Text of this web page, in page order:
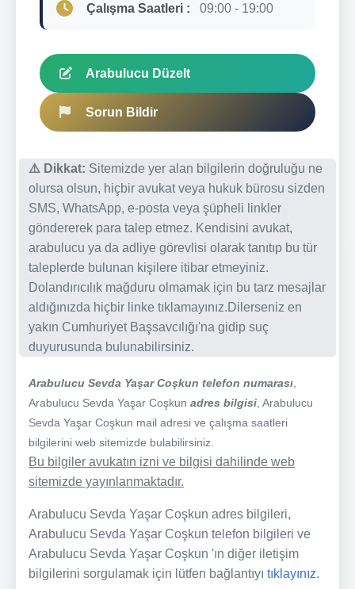
Çalışma Saatleri : 09:00 - 19:00
Arabulucu Düzelt
Sorun Bildir
⚠️ Dikkat: Sitemizde yer alan bilgilerin doğruluğu ne
olursa olsun, hiçbir avukat veya hukuk bürosu sizden
SMS, WhatsApp, e-posta veya şüpheli linkler
göndererek para talep etmez. Kendisini avukat,
arabulucu ya da adliye görevlisi olarak tanıtıp bu tür
taleplerde bulunan kişilere itibar etmeyiniz.
Dolandırıcılık mağduru olmamak için bu tarz mesajlar
aldığınızda hiçbir linke tıklamayınız.Dilerseniz en
yakın Cumhuriyet Başsavcılığı'na gidip suç
duyurusunda bulunabilirsiniz.
Arabulucu Sevda Yaşar Coşkun telefon numarası
Arabulucu Sevda Yaşar Coşkun adres bilgisi , Arabulucu
Sevda Yaşar Coşkun mail adresi ve çalışma saatleri
bilgilerini web sitemizde bulabilirsiniz.
Bu bilgiler avukatın izni ve bilgisi dahilinde web
sitemizde yayınlanmaktadır.
Arabulucu Sevda Yaşar Coşkun adres bilgileri,
Arabulucu Sevda Yaşar Coşkun telefon bilgileri ve
Arabulucu Sevda Yaşar Coşkun 'ın diğer iletişim
bilgilerini sorgulamak için lütfen bağlantıyı tıklayınız.